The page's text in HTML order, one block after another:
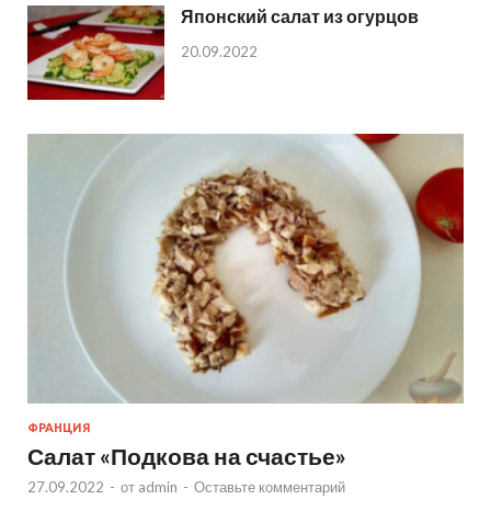
Японский салат из огурцов
20.09.2022
ФРАНЦИЯ
Салат «Подкова на счастье»
27.09.2022 - от admin - Оставьте комментарий